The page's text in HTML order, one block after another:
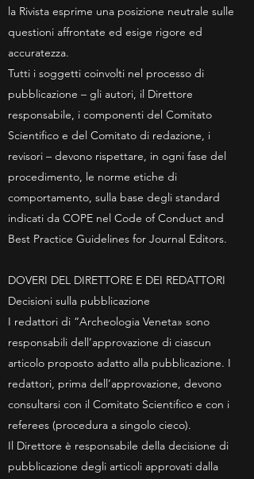
la Rivista esprime una posizione neutrale sulle
questioni affrontate ed esige rigore ed
accuratezza.
Tutti i soggetti coinvolti nel processo di
pubblicazione – gli autori, il Direttore
responsabile, i componenti del Comitato
Scientifico e del Comitato di redazione, i
revisori – devono rispettare, in ogni fase del
procedimento, le norme etiche di
comportamento, sulla base degli standard
indicati da COPE nel Code of Conduct and
Best Practice Guidelines for Journal Editors.
DOVERI DEL DIRETTORE E DEI REDATTORI
Decisioni sulla pubblicazione
I redattori di “Archeologia Veneta» sono
responsabili dell’approvazione di ciascun
articolo proposto adatto alla pubblicazione. I
redattori, prima dell’approvazione, devono
consultarsi con il Comitato Scientifico e con i
referees (procedura a singolo cieco).
Il Direttore è responsabile della decisione di
pubblicazione degli articoli approvati dalla